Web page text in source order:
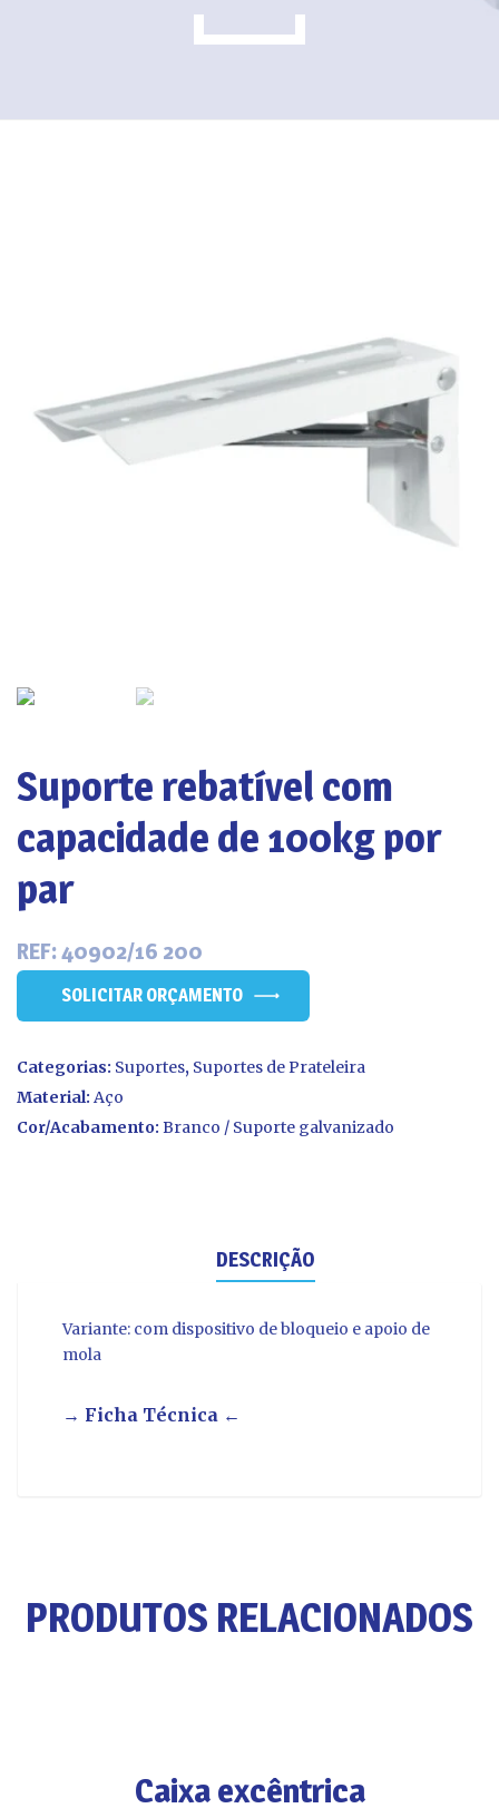
Suporte rebatível com
capacidade de 100kg por
par
REF: 40902/16 200
SOLICITAR ORÇAMENTO
Categorias: Suportes, Suportes de Prateleira
Material: Aço
Cor/Acabamento: Branco / Suporte galvanizado
DESCRIÇÃO
Variante: com dispositivo de bloqueio e apoio de
mola
→ Ficha Técnica ←
PRODUTOS RELACIONADOS
Caixa excêntrica